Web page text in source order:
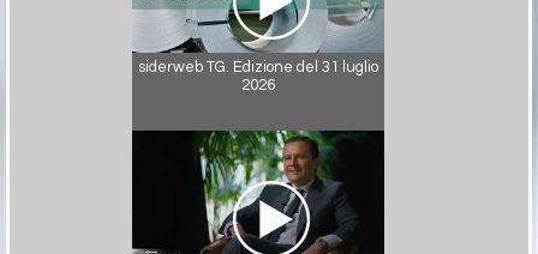
siderweb TG. Edizione del 31 luglio
2026